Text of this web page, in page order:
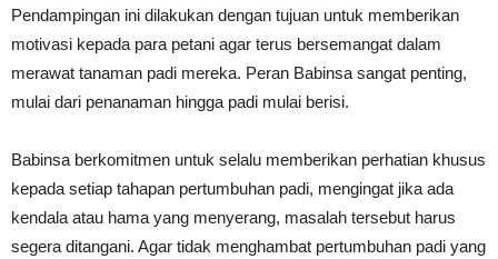
Pendampingan ini dilakukan dengan tujuan untuk memberikan
motivasi kepada para petani agar terus bersemangat dalam
merawat tanaman padi mereka. Peran Babinsa sangat penting,
mulai dari penanaman hingga padi mulai berisi.
Babinsa berkomitmen untuk selalu memberikan perhatian khusus
kepada setiap tahapan pertumbuhan padi, mengingat jika ada
kendala atau hama yang menyerang, masalah tersebut harus
segera ditangani. Agar tidak menghambat pertumbuhan padi yang